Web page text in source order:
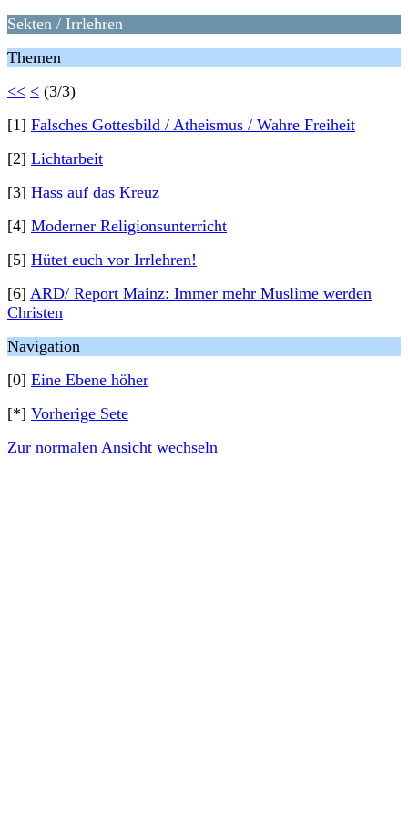
Sekten / Irrlehren
Themen
<< < (3/3)
[1] Falsches Gottesbild / Atheismus / Wahre Freiheit
[2] Lichtarbeit
[3] Hass auf das Kreuz
[4] Moderner Religionsunterricht
[5] Hütet euch vor Irrlehren!
[6] ARD/ Report Mainz: Immer mehr Muslime werden
Christen
Navigation
[0] Eine Ebene höher
[*] Vorherige Sete
Zur normalen Ansicht wechseln